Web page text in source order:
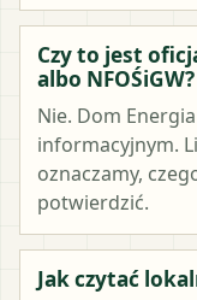
Czy to jest
albo NFOŚiGW?
Nie. Dom
informacyjnym.
oznaczamy,
potwierdzić.
Jak czytać